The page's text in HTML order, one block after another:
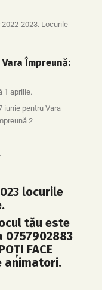
2023. Locurile
Împreună:
1 aprilie.
iunie pentru Vara
2
locurile
tău este
0757902883
FACE
animatori.